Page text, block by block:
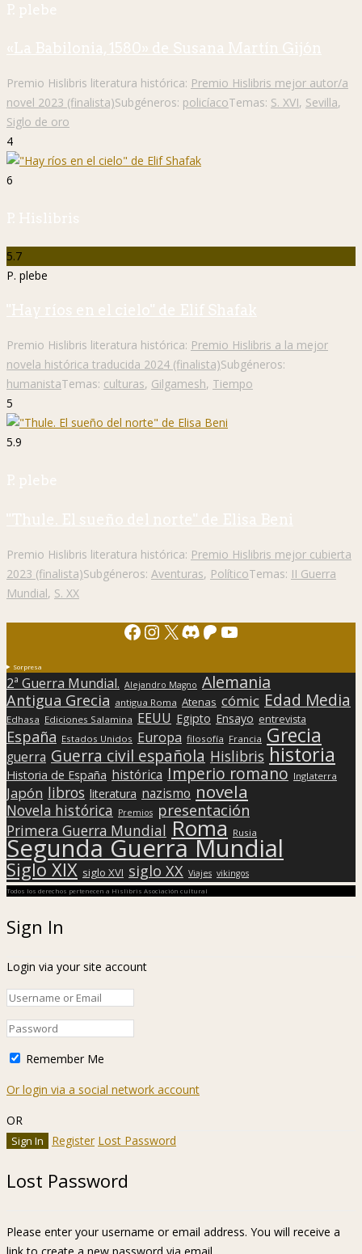
P. plebe
«La Babilonia, 1580» de Susana Martín Gijón
Premio Hislibris literatura histórica: Premio Hislibris mejor autor/a
novel 2023 (finalista)Subgéneros: policíacoTemas: S. XVI, Sevilla,
Siglo de oro
4
6
P. Hislibris
5.7
P. plebe
"Hay ríos en el cielo" de Elif Shafak
Premio Hislibris literatura histórica: Premio Hislibris a la mejor
novela histórica traducida 2024 (finalista)Subgéneros:
humanistaTemas: culturas, Gilgamesh, Tiempo
5
5.9
P. plebe
"Thule. El sueño del norte" de Elisa Beni
Premio Hislibris literatura histórica: Premio Hislibris mejor cubierta
2023 (finalista)Subgéneros: Aventuras, PolíticoTemas: II Guerra
Mundial, S. XX
Facebook
Instagram
X Discord
Patreon
YouTube
Sorpresa
2ª Guerra Mundial. Alejandro Magno Alemania
Antigua Grecia antigua Roma Atenas cómic Edad Media
Edhasa Ediciones Salamina EEUU Egipto Ensayo entrevista
España Estados Unidos Europa filosofía Francia Grecia
guerra Guerra civil española Hislibris historia
Historia de España histórica Imperio romano Inglaterra
Japón libros literatura nazismo novela
Novela histórica Premios presentación
Primera Guerra Mundial Roma Rusia
Segunda Guerra Mundial
Siglo XIX siglo XVI siglo XX Viajes vikingos
Todos los derechos pertenecen a Hislibris Asociación cultural
Sign In
Login via your site account
Remember Me
Or login via a social network account
OR
Register Lost Password
Lost Password
Please enter your username or email address. You will receive a
link to create a new password via email.